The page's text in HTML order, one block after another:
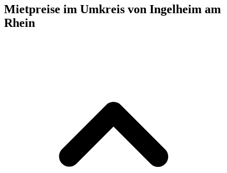
Mietpreise im Umkreis von Ingelheim am
Rhein